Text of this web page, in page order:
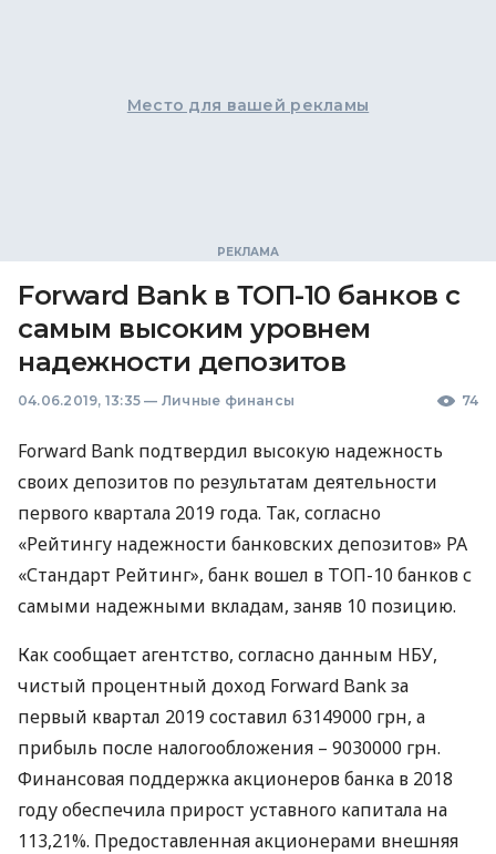
Место для вашей рекламы
Forward Bank в ТОП-10 банков с
самым высоким уровнем
надежности депозитов
04.06.2019, 13:35 — Личные финансы 74
Forward Bank подтвердил высокую надежность
своих депозитов по результатам деятельности
первого квартала 2019 года. Так, согласно
«Рейтингу надежности банковских депозитов» РА
«Стандарт Рейтинг», банк вошел в ТОП-10 банков с
самыми надежными вкладам, заняв 10 позицию.
Как сообщает агентство, согласно данным НБУ,
чистый процентный доход Forward Bank за
первый квартал 2019 составил 63149000 грн, а
прибыль после налогообложения – 9030000 грн.
Финансовая поддержка акционеров банка в 2018
году обеспечила прирост уставного капитала на
113,21%. Предоставленная акционерами внешняя